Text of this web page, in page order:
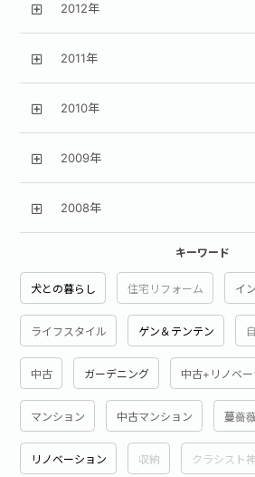
2012年
2011年
2010年
2009年
2008年
キーワード
犬との暮らし 住宅リフォーム イ
ライフスタイル ゲン＆テンテン
中古 ガーデニング 中古+リノベ
マンション 中古マンション 蔓薔
リノベーション 収納 クラシスト